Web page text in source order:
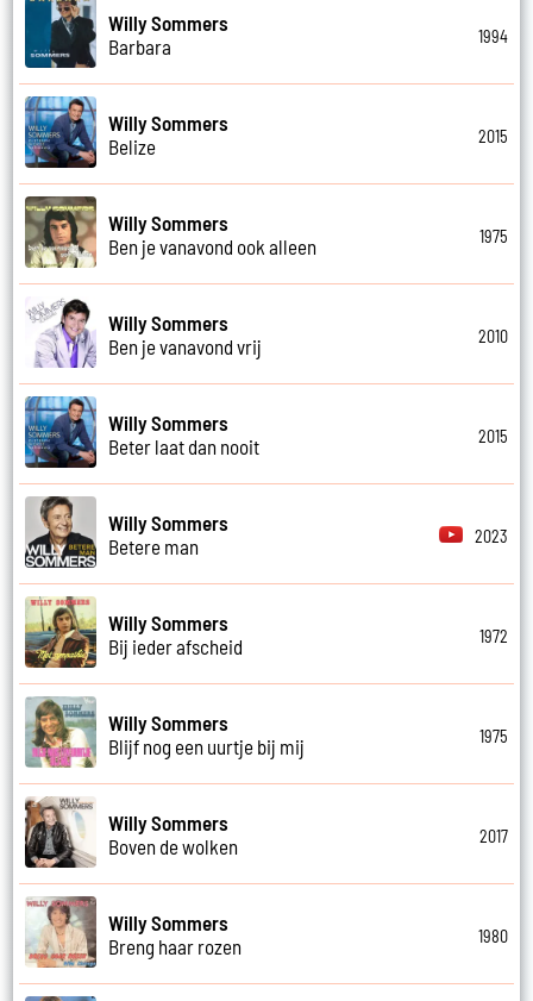
Willy Sommers
Barbara
1994
Willy Sommers
Belize
2015
Willy Sommers
Ben je vanavond ook alleen
1975
Willy Sommers
Ben je vanavond vrij
2010
Willy Sommers
Beter laat dan nooit
2015
Willy Sommers
Betere man
2023
Willy Sommers
Bij ieder afscheid
1972
Willy Sommers
Blijf nog een uurtje bij mij
1975
Willy Sommers
Boven de wolken
2017
Willy Sommers
Breng haar rozen
1980